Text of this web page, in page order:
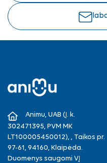
Animu, UAB (Į. k.
302471395, PVM MK
LT100005450012), , Taikos pr.
97-61, 94160, Klaipėda.
Duomenys saugomi VĮ